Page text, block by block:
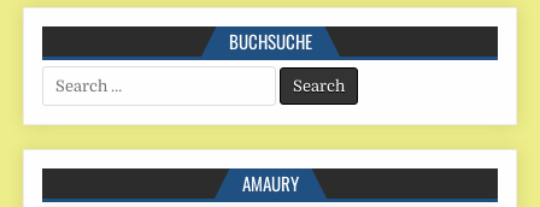
BUCHSUCHE
Search
for:
AMAURY